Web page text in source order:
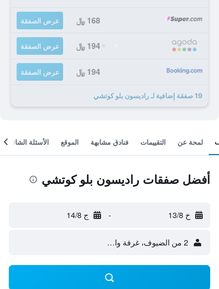
168 ﷼ عرض الصفقة
194 ﷼ عرض الصفقة
194 ﷼ عرض الصفقة
19 صفقة إضافية لـ راديسون بلو كوتشي
لمحة عن التقييمات فنادق مشابهة الموقع الأسئلة الشائعة
أفضل صفقات راديسون بلو كوتشي
خ 13/8 - ج 14/8
2 من الضيوف، غرفة واحدة